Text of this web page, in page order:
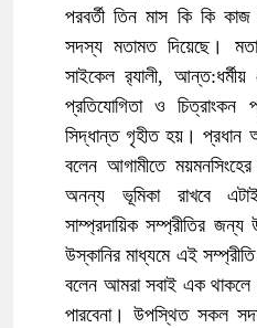
পরবর্তী তিন মাস কি কি
সদস্য মতামত দিয়েছে।
সাইকেল র‍্যালী, আন্ত:ধর্মীয়
প্রতিযোগিতা ও চিত্রাংকন
সিদ্ধান্ত গৃহীত হয়। প্রধান
বলেন আগামীতে
অনন্য ভূমিকা রাখবে
সাম্প্রদায়িক সম্প্রীতির
উস্কানির মাধ্যমে এই
বলেন আমরা সবাই এক থাকলে
পারবেনা। উপস্থিত সকল